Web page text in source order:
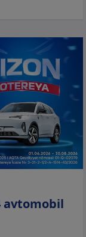
avtomobil